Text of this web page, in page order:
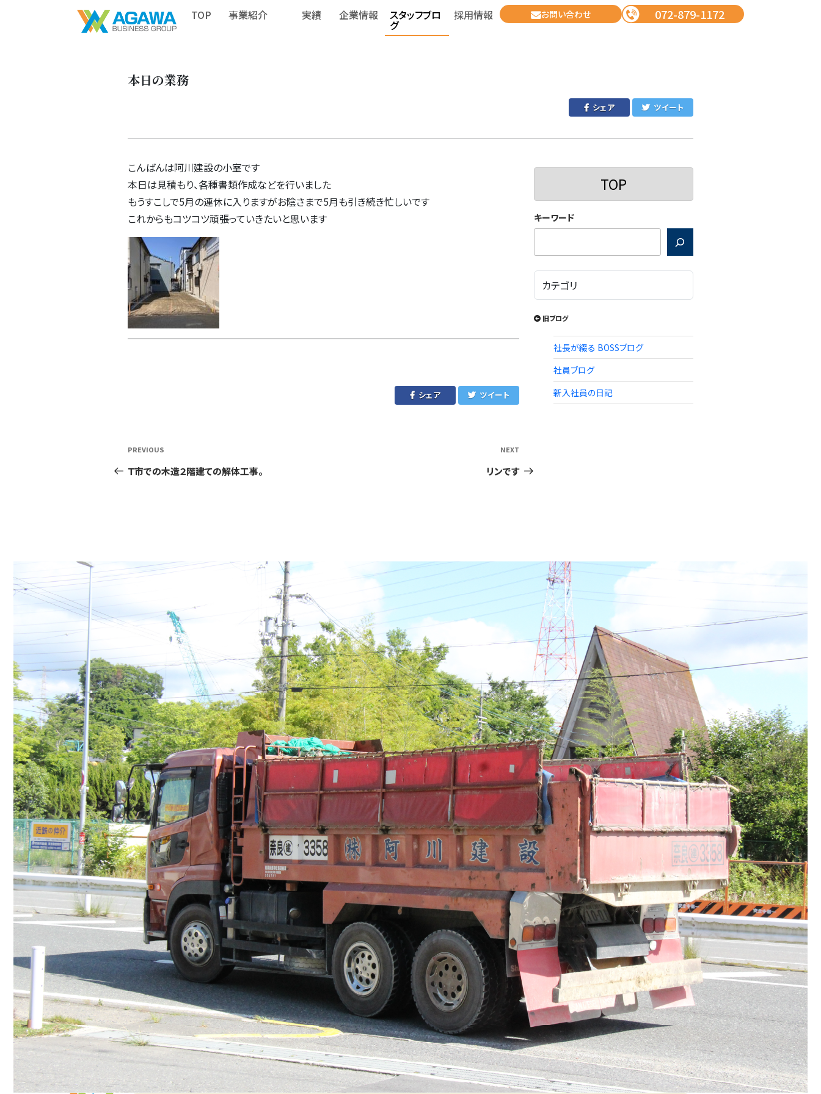
TOP 事業紹介 実績 企業情報 スタッフブロ
グ
採用情報 お問い合わせ 072-879-1172
本日の業務
シェア ツイート
こんばんは阿川建設の小室です
本日は見積もり、各種書類作成などを行いました
もうすこしで5月の連休に入りますがお陰さまで5月も引き続き忙しいです
これからもコツコツ頑張っていきたいと思います
シェア ツイート
投
稿
ー
シ
ョ
Previous
Post
PREVIOUS
Ｔ市での木造２階建ての解体工事。
Post
NEXT
リンです
TOP
キーワード
旧ブログ
社長が綴る BOSSブログ
社員ブログ
新入社員の日記